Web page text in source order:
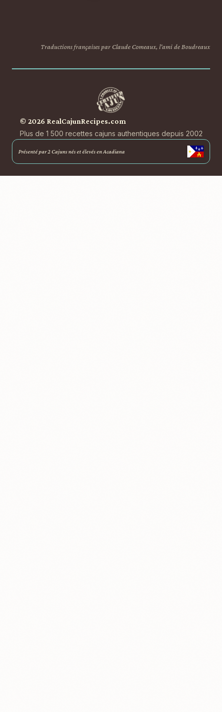
Traductions françaises par Claude Comeaux, l'ami de Boudreaux
© 2026 RealCajunRecipes.com
Plus de 1 500 recettes cajuns authentiques depuis 2002
Présenté par 2 Cajuns nés et élevés en Acadiana